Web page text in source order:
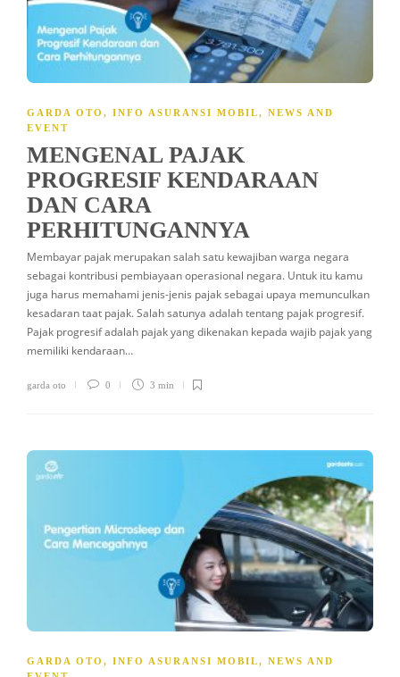
GARDA OTO , INFO ASURANSI MOBIL, NEWS AND
EVENT
MENGENAL PAJAK
PROGRESIF KENDARAAN
DAN CARA
PERHITUNGANNYA
Membayar pajak merupakan salah satu kewajiban warga negara
sebagai kontribusi pembiayaan operasional negara. Untuk itu kamu
juga harus memahami jenis-jenis pajak sebagai upaya memunculkan
kesadaran taat pajak. Salah satunya adalah tentang pajak progresif.
Pajak progresif adalah pajak yang dikenakan kepada wajib pajak yang
memiliki kendaraan…
garda oto 0 3 min
GARDA OTO , INFO ASURANSI MOBIL, NEWS AND